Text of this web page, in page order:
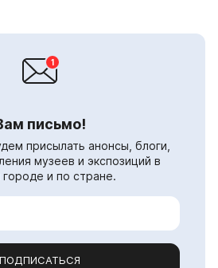
письмо!
присылать анонсы, блоги,
музеев и экспозиций в
и по стране.
ПОДПИСАТЬСЯ